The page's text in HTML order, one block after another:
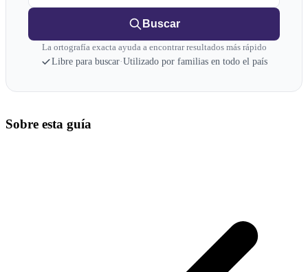
Buscar
La ortografía exacta ayuda a encontrar resultados más rápido
Libre para buscar·Utilizado por familias en todo el país
Sobre esta guía